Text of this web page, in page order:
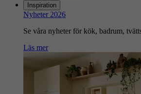
Inspiration
Nyheter 2026
Se våra nyheter för kök, badrum,
Läs mer